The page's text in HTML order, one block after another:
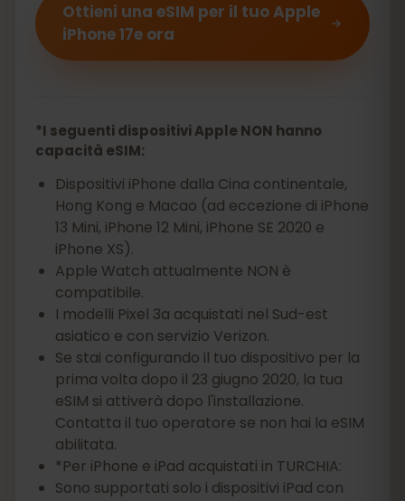
Ottieni una eSIM per il tuo Apple
iPhone 17e ora
*I seguenti dispositivi Apple NON hanno
capacità eSIM:
Dispositivi iPhone dalla Cina continentale,
Hong Kong e Macao (ad eccezione di iPhone
13 Mini, iPhone 12 Mini, iPhone SE 2020 e
iPhone XS).
Apple Watch attualmente NON è
compatibile.
I modelli Pixel 3a acquistati nel Sud-est
asiatico e con servizio Verizon.
Se stai configurando il tuo dispositivo per la
prima volta dopo il 23 giugno 2020, la tua
eSIM si attiverà dopo l'installazione.
Contatta il tuo operatore se non hai la eSIM
abilitata.
*Per iPhone e iPad acquistati in TURCHIA:
Sono supportati solo i dispositivi iPad con